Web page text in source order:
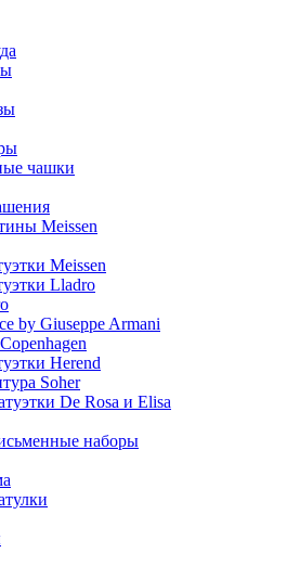
чашки
Meissen
Meissen
Lladro
by Giuseppe Armani
Herend
Soher
De Rosa и Elisa
наборы